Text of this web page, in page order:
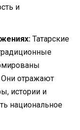
и
Татарские
отражают
истории и
национальное